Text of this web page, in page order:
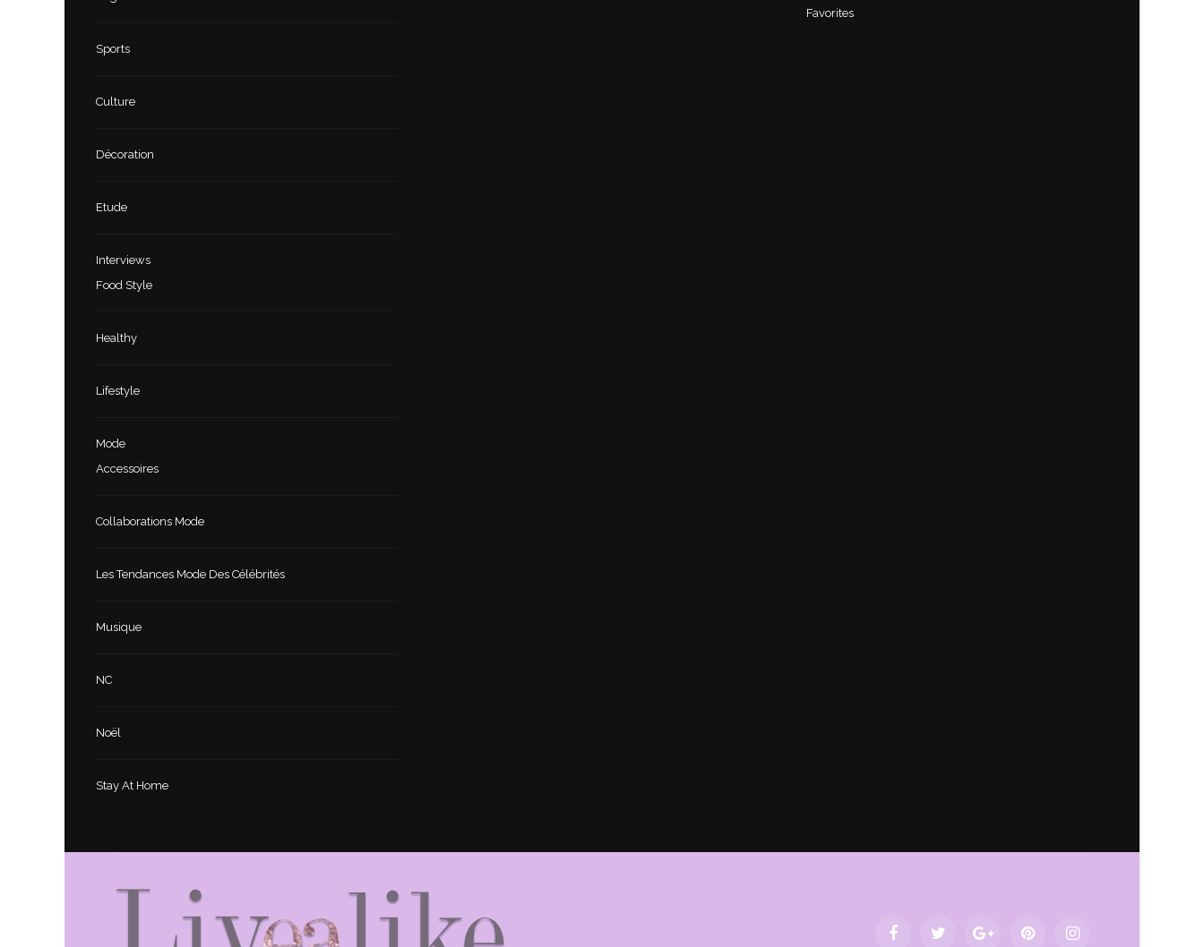
Sports
Culture
Décoration
Etude
Interviews
Food Style
Healthy
Lifestyle
Mode
Accessoires
Collaborations Mode
Les Tendances Mode Des Célébrités
Musique
NC
Noël
Stay At Home
Favorites